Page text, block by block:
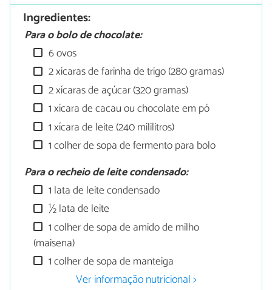
Ingredientes:
Para o bolo de chocolate:
6 ovos
2 xícaras de farinha de trigo (280 gramas)
2 xícaras de açúcar (320 gramas)
1 xícara de cacau ou chocolate em pó
1 xícara de leite (240 mililitros)
1 colher de sopa de fermento para bolo
Para o recheio de leite condensado:
1 lata de leite condensado
½ lata de leite
1 colher de sopa de amido de milho
(maisena)
1 colher de sopa de manteiga
Ver informação nutricional >